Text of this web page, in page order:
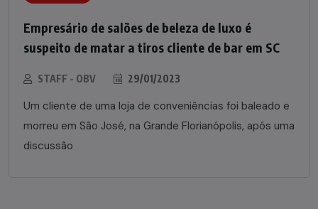
Empresário de salões de beleza de luxo é
suspeito de matar a tiros cliente de bar em SC
STAFF - OBV 29/01/2023
Um cliente de uma loja de conveniências foi baleado e
morreu em São José, na Grande Florianópolis, após uma
discussão